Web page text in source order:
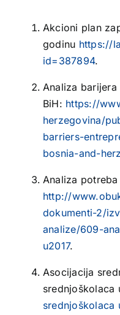
Akcioni plan
godinu https://
id=387894.
Analiza
BiH: https://
herzegovina/
barriers-
bosnia-and-
Analiza
http://
dokumenti-2/
analize/609-
u2017.
Asocijacija
srednjoškolaca
srednjoškolaca